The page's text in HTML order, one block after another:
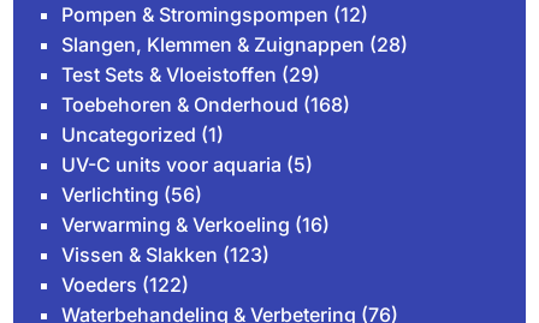
Pompen & Stromingspompen (12)
Slangen, Klemmen & Zuignappen (28)
Test Sets & Vloeistoffen (29)
Toebehoren & Onderhoud (168)
Uncategorized (1)
UV-C units voor aquaria (5)
Verlichting (56)
Verwarming & Verkoeling (16)
Vissen & Slakken (123)
Voeders (122)
Waterbehandeling & Verbetering (76)